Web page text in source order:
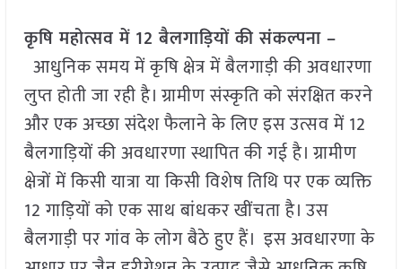
कृषि महोत्सव में 12 बैलगाड़ियों की संकल्पना –
आधुनिक समय में कृषि क्षेत्र में बैलगाड़ी की अवधारणा
लुप्त होती जा रही है। ग्रामीण संस्कृति को संरक्षित करने
और एक अच्छा संदेश फैलाने के लिए इस उत्सव में 12
बैलगाड़ियों की अवधारणा स्थापित की गई है। ग्रामीण
क्षेत्रों में किसी यात्रा या किसी विशेष तिथि पर एक व्यक्ति
12 गाड़ियों को एक साथ बांधकर खींचता है। उस
बैलगाड़ी पर गांव के लोग बैठे हुए हैं। इस अवधारणा के